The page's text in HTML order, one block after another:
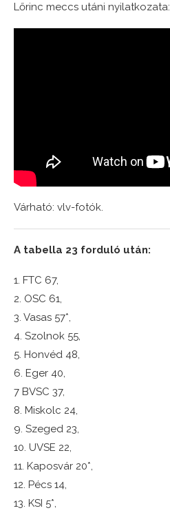
Lőrinc meccs utáni nyilatkozata:
Várható: vlv-fotók.
A tabella 23 forduló után:
1. FTC 67,
2. OSC 61,
3. Vasas 57*,
4. Szolnok 55,
5. Honvéd 48,
6. Eger 40,
7 BVSC 37,
8. Miskolc 24,
9. Szeged 23,
10. UVSE 22,
11. Kaposvár 20*,
12. Pécs 14,
13. KSI 5*,